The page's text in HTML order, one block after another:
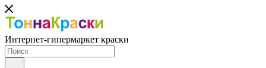
Интернет-гипермаркет краски